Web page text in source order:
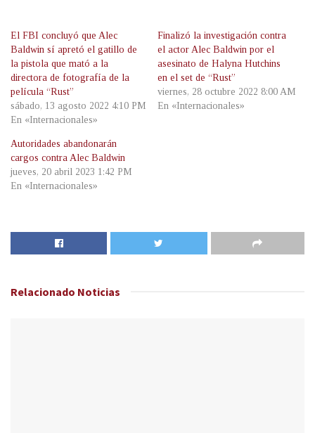
El FBI concluyó que Alec
Baldwin sí apretó el gatillo de
la pistola que mató a la
directora de fotografía de la
película “Rust”
sábado, 13 agosto 2022 4:10 PM
En «Internacionales»
Finalizó la investigación contra
el actor Alec Baldwin por el
asesinato de Halyna Hutchins
en el set de “Rust”
viernes, 28 octubre 2022 8:00 AM
En «Internacionales»
Autoridades abandonarán
cargos contra Alec Baldwin
jueves, 20 abril 2023 1:42 PM
En «Internacionales»
Relacionado Noticias